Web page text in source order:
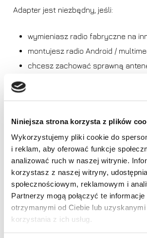
Niniejsza strona korzysta z plików
Wykorzystujemy pliki cookie do
i reklam, aby oferować funkcje
analizować ruch w naszej witrynie.
korzystasz z naszej witryny,
społecznościowym, reklamowym i
Partnerzy mogą połączyć te
otrzymanymi od Ciebie lub
korzystania z ich usług.
Brak produktów w
Idź do sklepu
Adapter jest niezbędny, jeśli:
wymieniasz radio fabryczne na
montujesz radio Android /
chcesz zachować sprawną
? Kompatybilność
Pasuje do wielu modeli Hyundai i Kia:
? Hyundai:
i10 (2009 →)
i20 (2009 →)
i30 (2007 →)
i40 (2011 →)